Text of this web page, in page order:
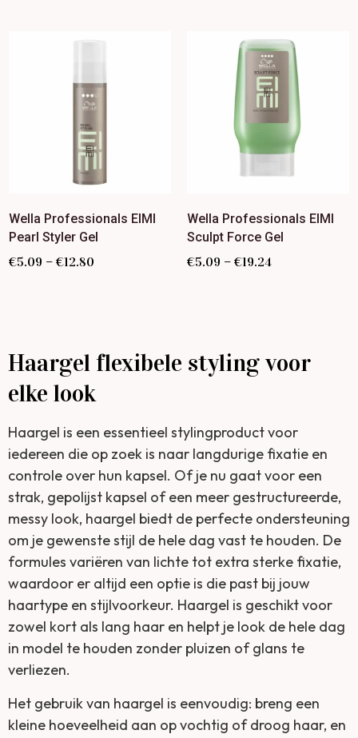
Wella Professionals EIMI
Pearl Styler Gel
€5.09 –€12.80
Wella Professionals EIMI
Sculpt Force Gel
€5.09 – €19.24
Haargel flexibele styling voor
elke look
Haargel is een essentieel stylingproduct voor
iedereen die op zoek is naar langdurige fixatie en
controle over hun kapsel. Of je nu gaat voor een
strak, gepolijst kapsel of een meer gestructureerde,
messy look, haargel biedt de perfecte ondersteuning
om je gewenste stijl de hele dag vast te houden. De
formules variëren van lichte tot extra sterke fixatie,
waardoor er altijd een optie is die past bij jouw
haartype en stijlvoorkeur. Haargel is geschikt voor
zowel kort als lang haar en helpt je look de hele dag
in model te houden zonder pluizen of glans te
verliezen.
Het gebruik van haargel is eenvoudig: breng een
kleine hoeveelheid aan op vochtig of droog haar, en